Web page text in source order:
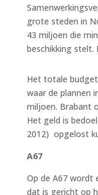
grote steden in
43 miljoen die
beschikking stelt.
Het totale
waar de plannen
miljoen. Brabant
Het geld is
2012) opgelost
A67
Op de A67 wordt
dat is gericht op